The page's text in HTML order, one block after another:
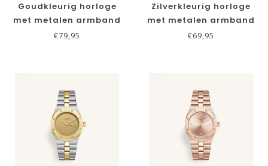
Goudkleurig horloge
met metalen armband
€79,95
Zilverkleurig horloge
met metalen armband
€69,95